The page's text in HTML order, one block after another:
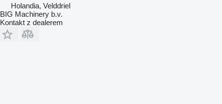
Holandia, Velddriel
BIG Machinery b.v.
Kontakt z dealerem